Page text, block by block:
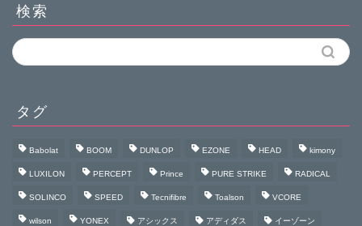
検索
タグ
Babolat BOOM DUNLOP EZONE HEAD kimony
LUXILON PERCEPT Prince PURE STRIKE RADICAL
SOLINCO SPEED Tecnifibre Toalson VCORE
wilson YONEX アシックス アディダス イーゾーン